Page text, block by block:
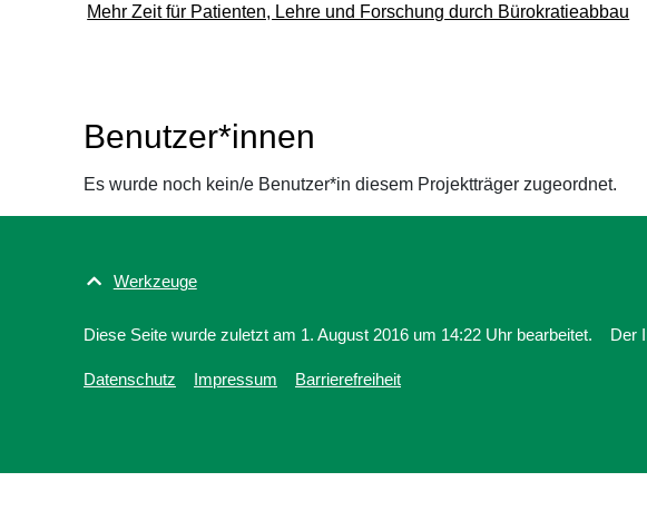
Mehr Zeit für Patienten, Lehre und Forschung durch Bürokratieabbau
Benutzer*innen
Es wurde noch kein/e Benutzer*in diesem Projektträger zugeordnet.
Werkzeuge
Diese Seite wurde zuletzt am 1. August 2016 um 14:22 Uhr bearbeitet. Der
Datenschutz Impressum Barrierefreiheit